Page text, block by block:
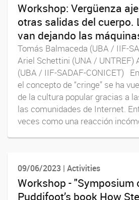
Workshop: Vergüenza
otras salidas del cuerpo.
van dejando las
Tomás Balmaceda (UBA / IIF-
Ariel Schettini (UNA / UNTREF)
(UBA / IIF-SADAF-CONICET)
el concepto de “cringe” se ha
de la cultura popular gracias a
las comunidades de Internet.
veces como una reacción
09/06/2023 | Activities
Workshop - "Symposium
Puddifoot’s book How